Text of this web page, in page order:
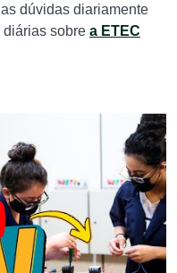
dúvidas diariamente
sobre a ETEC